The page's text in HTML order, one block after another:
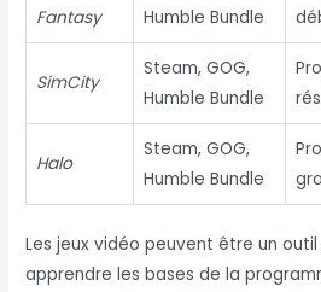
Fantasy
Humble Bundle
SimCity
Steam, GOG,
Humble Bundle
Halo
Steam, GOG,
Humble Bundle
Les jeux vidéo peuvent être un
apprendre les bases de la